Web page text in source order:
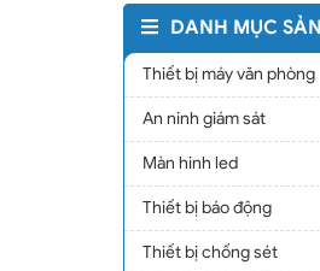
DANH MỤC
Thiết bị máy văn phòng
An ninh giám sát
Màn hinh led
Thiết bị báo động
Thiết bị chống sét